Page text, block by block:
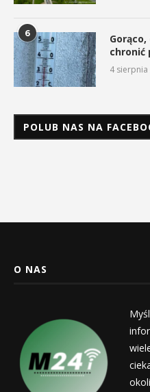
6
chronić
4 sierpnia
POLUB NAS NA
O NAS